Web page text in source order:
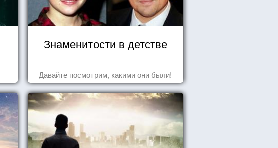
Знаменитости в детстве
Давайте посмотрим, какими они были!